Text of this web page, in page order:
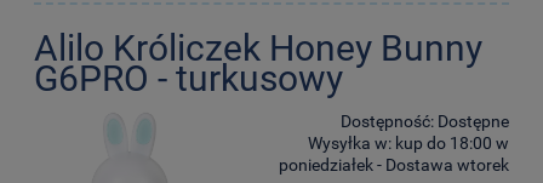
Alilo Króliczek Honey Bunny
G6PRO - turkusowy
Dostępność: Dostępne
Wysyłka w: kup do 18:00 w
poniedziałek - Dostawa wtorek